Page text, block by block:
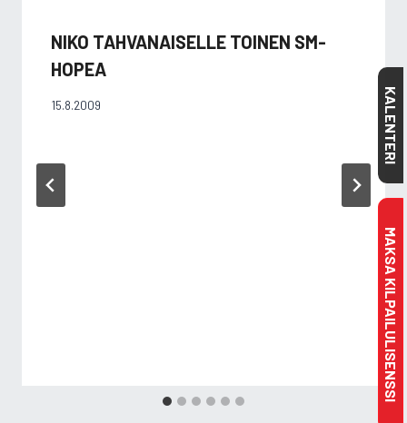
NIKO TAHVANAISELLE TOINEN SM-
HOPEA
15.8.2009 KALENTERI
MAKSA KILPAILULISENSSI